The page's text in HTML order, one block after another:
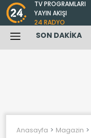
TV PROGRAMLARI
YAYIN AKIŞI
24 RADYO
SON DAKİKA
Anasayfa Magazin